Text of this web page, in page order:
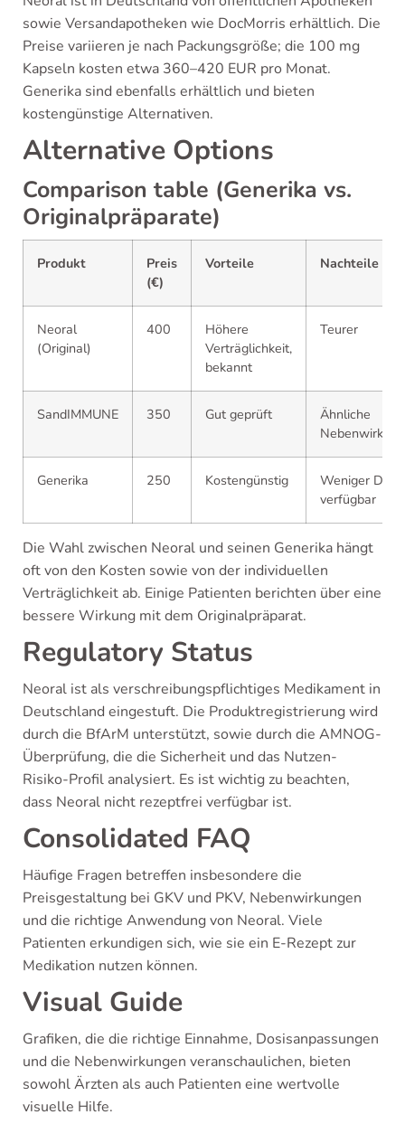
sowie Versandapotheken wie DocMorris erhältlich. Die
Preise variieren je nach Packungsgröße; die 100 mg
Kapseln kosten etwa 360–420 EUR pro Monat.
Generika sind ebenfalls erhältlich und bieten
kostengünstige Alternativen.
Alternative Options
Comparison table (Generika vs.
Originalpräparate)
Produkt
Preis
(€)
Vorteile Nachteile
Neoral
(Original)
400
Höhere
Verträglichkeit,
bekannt
Teurer
SandIMMUNE 350 Gut geprüft
Ähnliche
Generika 250 Kostengünstig
Weniger
verfügbar
Die Wahl zwischen Neoral und seinen Generika hängt
oft von den Kosten sowie von der individuellen
Verträglichkeit ab. Einige Patienten berichten über eine
bessere Wirkung mit dem Originalpräparat.
Regulatory Status
Neoral ist als verschreibungspflichtiges Medikament in
Deutschland eingestuft. Die Produktregistrierung wird
durch die BfArM unterstützt, sowie durch die AMNOG-
Überprüfung, die die Sicherheit und das Nutzen-
Risiko-Profil analysiert. Es ist wichtig zu beachten,
dass Neoral nicht rezeptfrei verfügbar ist.
Consolidated FAQ
Häufige Fragen betreffen insbesondere die
Preisgestaltung bei GKV und PKV, Nebenwirkungen
und die richtige Anwendung von Neoral. Viele
Patienten erkundigen sich, wie sie ein E-Rezept zur
Medikation nutzen können.
Visual Guide
Grafiken, die die richtige Einnahme, Dosisanpassungen
und die Nebenwirkungen veranschaulichen, bieten
sowohl Ärzten als auch Patienten eine wertvolle
visuelle Hilfe.